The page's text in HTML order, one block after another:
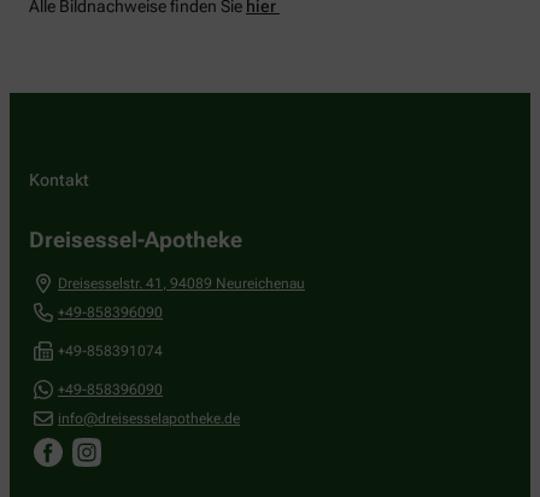
Alle Bildnachweise finden Sie hier
Kontakt
Dreisessel-Apotheke
Dreisesselstr. 41 94089 Neureichenau
+49-858396090
+49-858391074
+49-858396090
info@dreisesselapotheke.de